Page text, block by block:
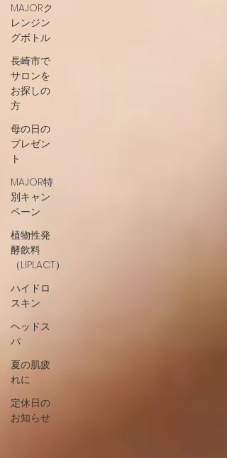
MAJORク
レンジン
グボトル
長崎市で
サロンを
お探しの
方
母の日の
プレゼン
ト
MAJOR特
別キャン
ペーン
植物性発
酵飲料
（LIPLACT）
ハイドロ
スキン
ヘッドス
パ
夏の肌疲
れに
定休日の
お知らせ